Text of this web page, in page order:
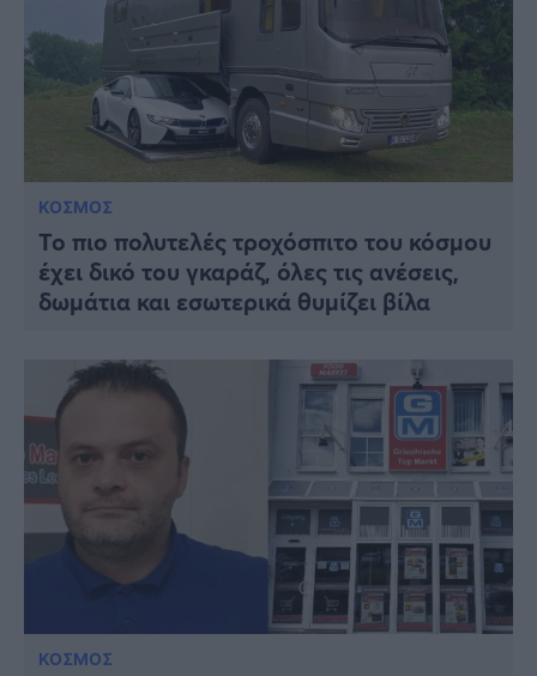
ΚΟΣΜΟΣ
Το πιο πολυτελές τροχόσπιτο του κόσμου
έχει δικό του γκαράζ, όλες τις ανέσεις,
δωμάτια και εσωτερικά θυμίζει βίλα
ΚΟΣΜΟΣ